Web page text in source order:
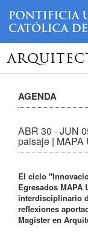
AGENDA
ABR 30 - JUN
paisaje | MAPA
El ciclo
Egresados MAPA
interdisciplinario
reflexiones
Magíster en